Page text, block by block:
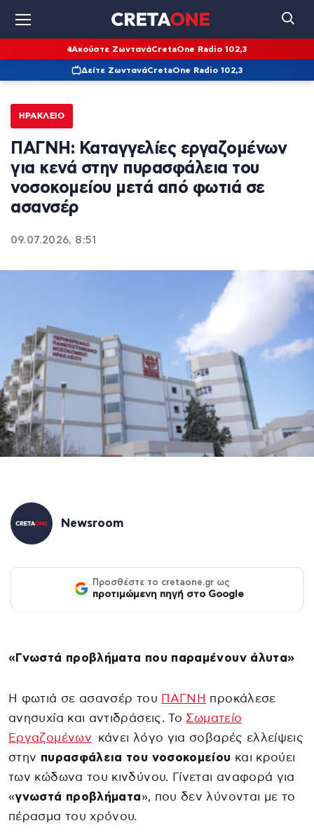
Ακούστε ΖωντανάCretaOne Radio 102,3
Δείτε ΖωντανάCretaOne Radio 102,3
ΗΡΆΚΛΕΙΟ
ΠΑΓΝΗ: Καταγγελίες εργαζομένων
για κενά στην πυρασφάλεια του
νοσοκομείου μετά από φωτιά σε
ασανσέρ
09.07.2026, 8:51
Newsroom
Προσθέστε το cretaone.gr ως
προτιμώμενη πηγή στο Google
«Γνωστά προβλήματα που παραμένουν άλυτα»
Η φωτιά σε ασανσέρ του ΠΑΓΝΗ προκάλεσε
ανησυχία και αντιδράσεις. Το Σωματείο
Εργαζομένων κάνει λόγο για σοβαρές ελλείψεις
στην πυρασφάλεια του νοσοκομείου και κρούει
των κώδωνα του κινδύνου. Γίνεται αναφορά για
«γνωστά προβλήματα», που δεν λύνονται με το
πέρασμα του χρόνου.